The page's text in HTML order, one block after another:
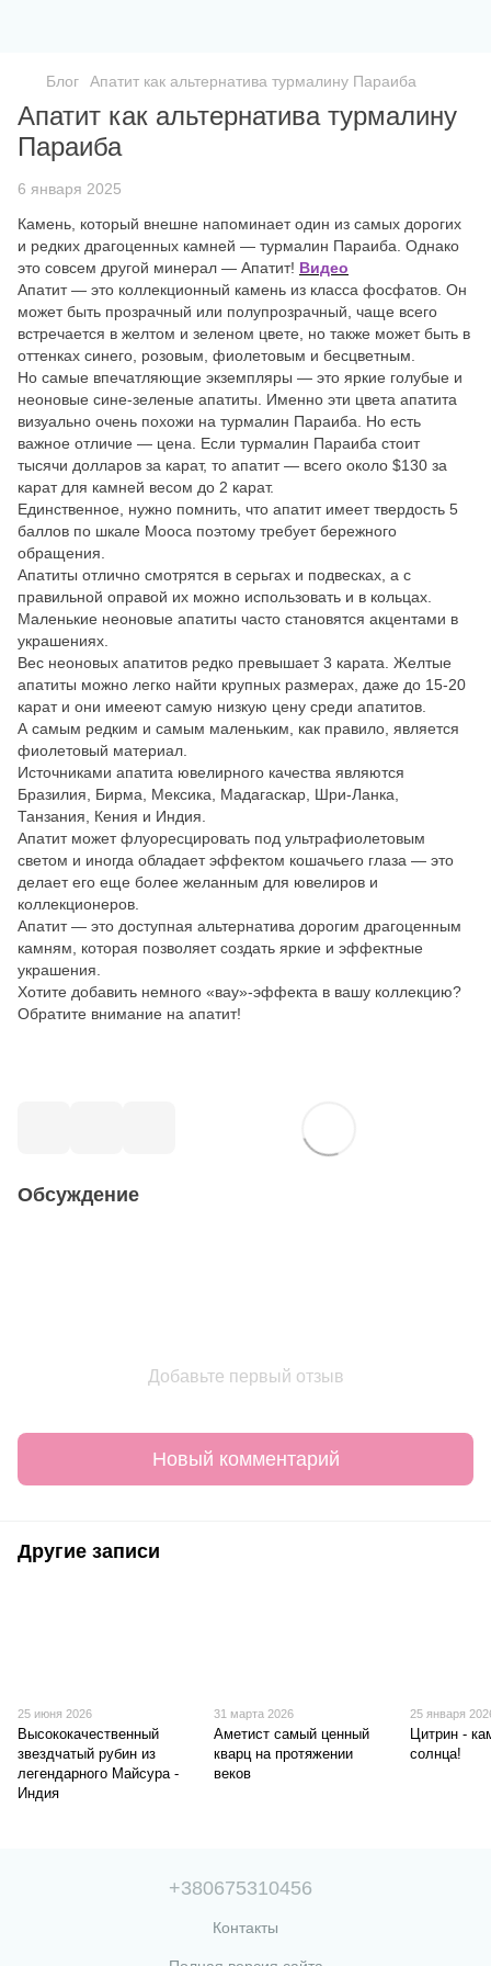
Блог Апатит как альтернатива турмалину Параиба
Апатит как альтернатива турмалину
Параиба
6 января 2025
Камень, который внешне напоминает один из самых дорогих
и редких драгоценных камней — турмалин Параиба. Однако
это совсем другой минерал — Апатит! Видео
Апатит — это коллекционный камень из класса фосфатов. Он
может быть прозрачный или полупрозрачный, чаще всего
встречается в желтом и зеленом цвете, но также может быть в
оттенках синего, розовым, фиолетовым и бесцветным.
Но самые впечатляющие экземпляры — это яркие голубые и
неоновые сине-зеленые апатиты. Именно эти цвета апатита
визуально очень похожи на турмалин Параиба. Но есть
важное отличие — цена. Если турмалин Параиба стоит
тысячи долларов за карат, то апатит — всего около $130 за
карат для камней весом до 2 карат.
Единственное, нужно помнить, что апатит имеет твердость 5
баллов по шкале Мооса поэтому требует бережного
обращения.
Апатиты отлично смотрятся в серьгах и подвесках, а с
правильной оправой их можно использовать и в кольцах.
Маленькие неоновые апатиты часто становятся акцентами в
украшениях.
Вес неоновых апатитов редко превышает 3 карата. Желтые
апатиты можно легко найти крупных размерах, даже до 15-20
карат и они имееют самую низкую цену среди апатитов.
А самым редким и самым маленьким, как правило, является
фиолетовый материал.
Источниками апатита ювелирного качества являются
Бразилия, Бирма, Мексика, Мадагаскар, Шри-Ланка,
Танзания, Кения и Индия.
Апатит может флуоресцировать под ультрафиолетовым
светом и иногда обладает эффектом кошачьего глаза — это
делает его еще более желанным для ювелиров и
коллекционеров.
Апатит — это доступная альтернатива дорогим драгоценным
камням, которая позволяет создать яркие и эффектные
украшения.
Хотите добавить немного «вау»-эффекта в вашу коллекцию?
Обратите внимание на апатит!
Обсуждение
Добавьте первый отзыв
Новый комментарий
Другие записи
25 июня 2026
Высококачественный
звездчатый рубин из
легендарного Майсура -
Индия
31 марта 2026
Аметист самый ценный
кварц на протяжении
веков
25 января
Цитрин -
солнца!
+380675310456
Контакты